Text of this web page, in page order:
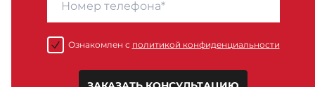
Ознакомлен с политикой конфиденциальности